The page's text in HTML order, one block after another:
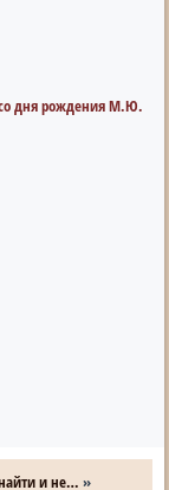
дня рождения М.Ю.
и не… »